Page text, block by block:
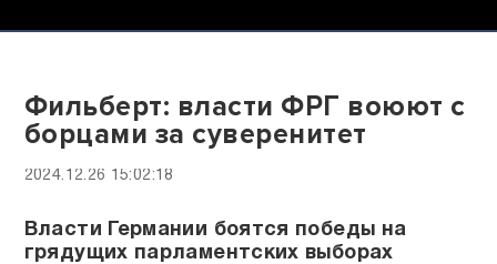
Фильберт: власти ФРГ воюют с
борцами за суверенитет
2024.12.26 15:02:18
Власти Германии боятся победы на
грядущих парламентских выборах